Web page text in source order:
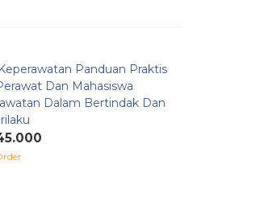
Panduan Praktis
Dan Mahasiswa
Dalam Bertindak Dan